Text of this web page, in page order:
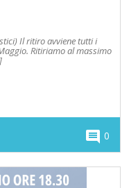
Il ritiro avviene tutti i
Ritiriamo al massimo
comment 0